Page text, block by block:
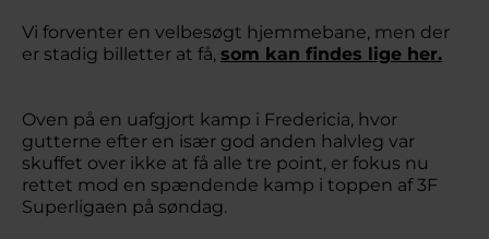
Vi forventer en velbesøgt hjemmebane, men der
er stadig billetter at få, som kan findes lige her.
Oven på en uafgjort kamp i Fredericia, hvor
gutterne efter en især god anden halvleg var
skuffet over ikke at få alle tre point, er fokus nu
rettet mod en spændende kamp i toppen af 3F
Superligaen på søndag.